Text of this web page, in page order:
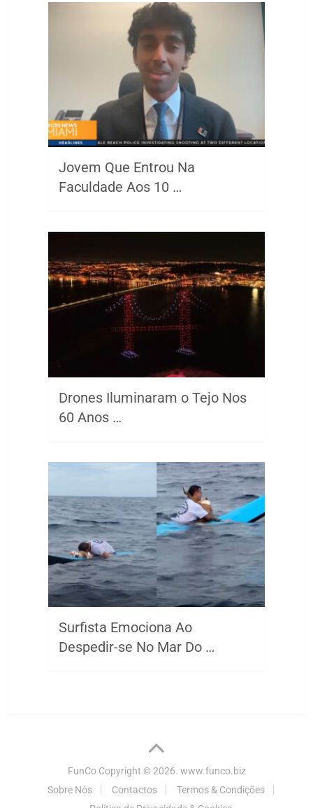
Jovem Que Entrou Na
Faculdade Aos 10 …
Drones Iluminaram o Tejo Nos
60 Anos …
Surfista Emociona Ao
Despedir-se No Mar Do …
FunCoCopyright © 2026. www.funco.biz
Sobre Nós
Contactos
Termos & Condições